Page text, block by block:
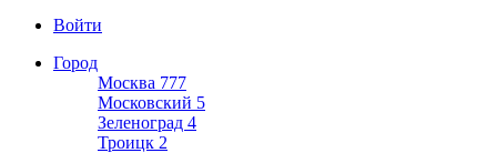
Войти
Город
Москва 777
Московский 5
Зеленоград 4
Троицк 2